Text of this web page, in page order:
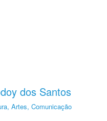
dos Santos
Artes, Comunicação